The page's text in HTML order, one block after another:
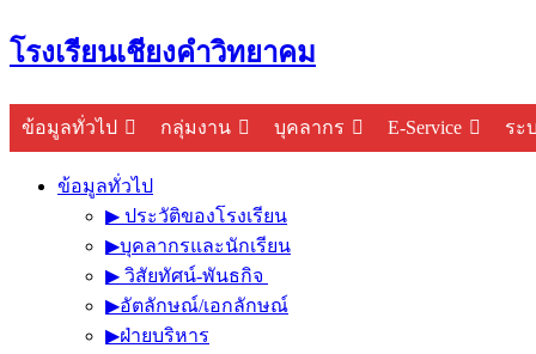
Skip
to
โรงเรียนเชียงคำวิทยาคม
ข้อมูลทั่วไป กลุ่มงาน บุคลากร E-Service ระ
ข้อมูลทั่วไป
▶︎ ประวัติของโรงเรียน
▶︎บุคลากรและนักเรียน
▶︎ วิสัยทัศน์-พันธกิจ
▶︎อัตลักษณ์/เอกลักษณ์
▶︎ฝ่ายบริหาร